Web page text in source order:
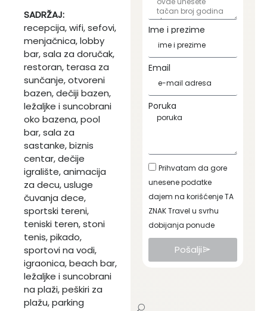
SADRŽAJ:
recepcija, wifi, sefovi,
menjačnica, lobby
bar, sala za doručak,
restoran, terasa za
sunčanje, otvoreni
bazen, dečiji bazen,
ležaljke i suncobrani
oko bazena, pool
bar, sala za
sastanke, biznis
centar, dečije
igralište, animacija
za decu, usluge
čuvanja dece,
sportski tereni,
teniski teren, stoni
tenis, pikado,
sportovi na vodi,
igraonica, beach bar,
ležaljke i suncobrani
na plaži, peškiri za
plažu, parking
Ime i prezime
Email
Poruka
Prihvatam da gore
unesene podatke
dajem na korišćenje TA
ZNAK Travel u svrhu
dobijanja ponude
Pošalji